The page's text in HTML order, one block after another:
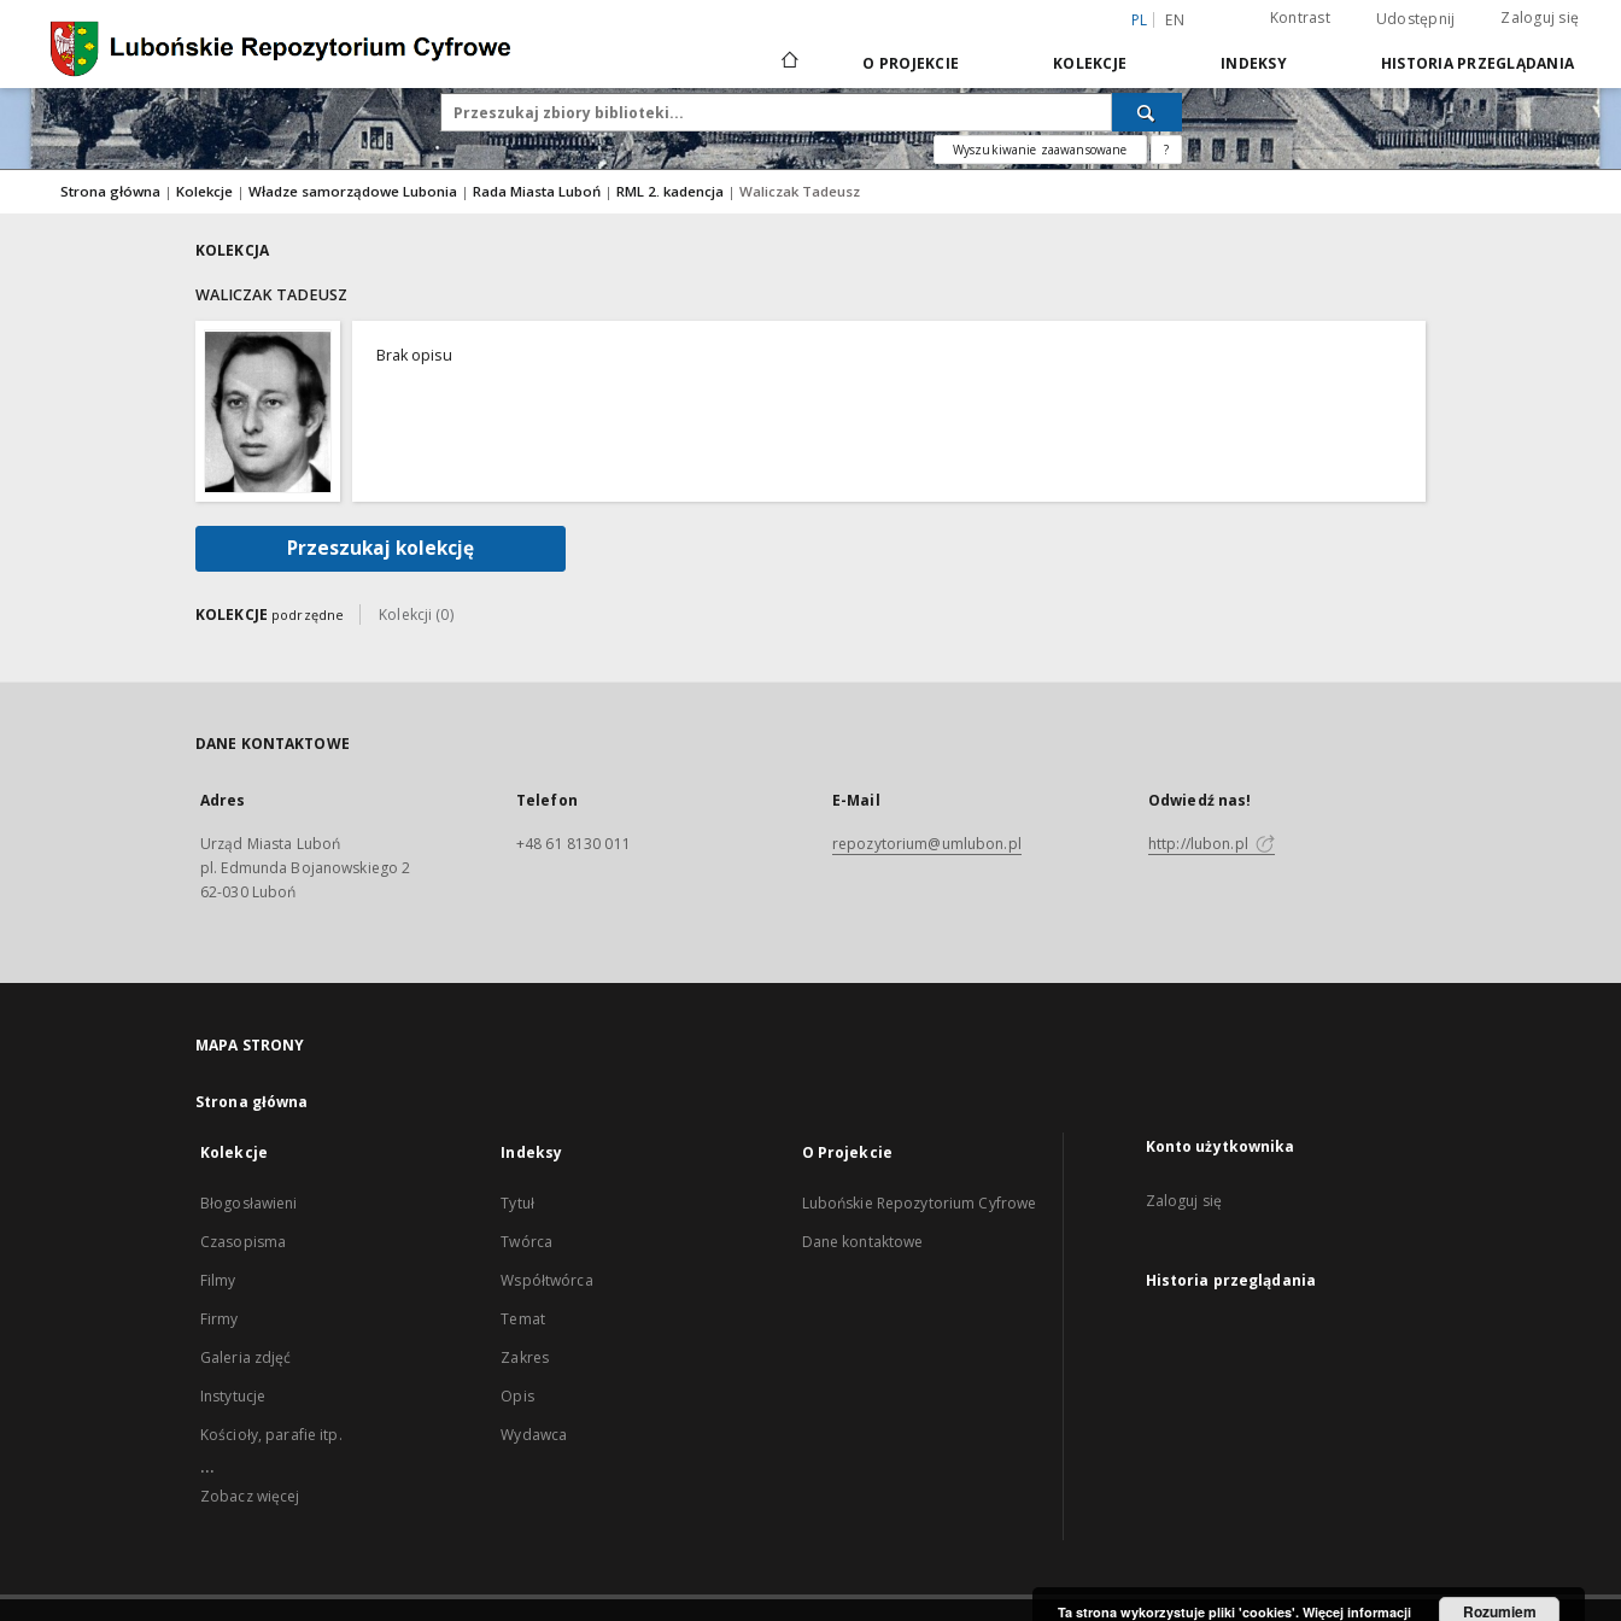
PL EN Kontrast Udostępnij Zaloguj się
O PROJEKCIE KOLEKCJE INDEKSY HISTORIA PRZEGLĄDANIA
Wyszukiwanie zaawansowane ?
Strona główna | Kolekcje | Władze samorządowe Lubonia | Rada Miasta Luboń | RML 2. kadencja | Waliczak Tadeusz
KOLEKCJA
WALICZAK TADEUSZ
Brak opisu
Przeszukaj kolekcję
KOLEKCJE podrzędne Kolekcji (0)
DANE KONTAKTOWE
Adres
Urząd Miasta Luboń
pl. Edmunda Bojanowskiego 2
62-030 Luboń
Telefon
+48 61 8130 011
E-Mail
repozytorium@umlubon.pl
Odwiedź nas!
http://lubon.pl
MAPA STRONY
Strona główna
Kolekcje
Błogosławieni
Czasopisma
Filmy
Firmy
Galeria zdjęć
Instytucje
Kościoły, parafie itp.
...
Zobacz więcej
Indeksy
Tytuł
Twórca
Współtwórca
Temat
Zakres
Opis
Wydawca
O Projekcie
Lubońskie Repozytorium Cyfrowe
Dane kontaktowe
Konto użytkownika
Zaloguj się
Historia przeglądania
Ta strona wykorzystuje pliki 'cookies'. Więcej informacji Rozumiem